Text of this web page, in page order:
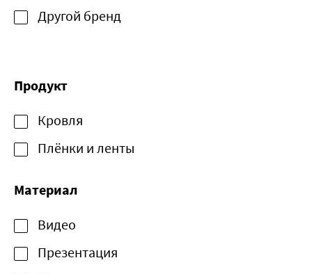
Другой бренд
Продукт
Кровля
Плёнки и ленты
Материал
Видео
Презентация